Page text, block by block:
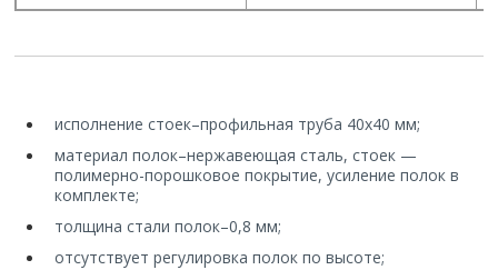
исполнение стоек–профильная труба 40х40 мм;
материал полок–нержавеющая сталь, стоек —
полимерно-порошковое покрытие, усиление полок в
комплекте;
толщина стали полок–0,8 мм;
отсутствует регулировка полок по высоте;